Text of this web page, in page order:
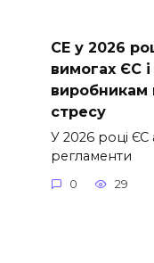
СE у 2026
вимогах ЄС
виробникам
стресу
У 2026 році
регламенти
0 29